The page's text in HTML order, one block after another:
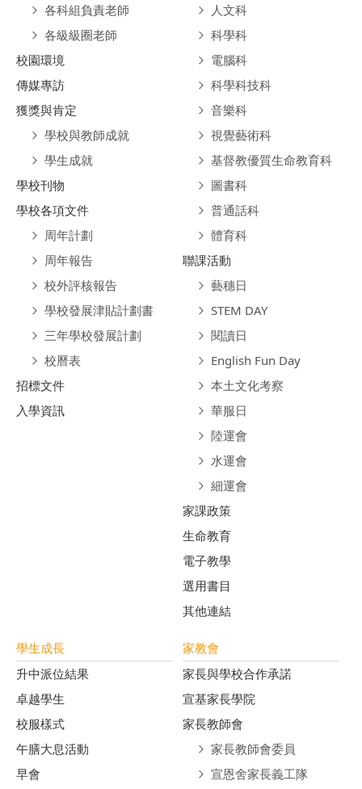
各科組負責老師
各級級圈老師
校園環境
傳媒專訪
獲獎與肯定
學校與教師成就
學生成就
學校刊物
學校各項文件
周年計劃
周年報告
校外評核報告
學校發展津貼計劃書
三年學校發展計劃
校曆表
招標文件
入學資訊
人文科
科學科
電腦科
科學科技科
音樂科
視覺藝術科
基督教優質生命教育科
圖書科
普通話科
體育科
聯課活動
藝穗日
STEM DAY
閱讀日
English Fun Day
本土文化考察
華服日
陸運會
水運會
細運會
家課政策
生命教育
電子教學
選用書目
其他連結
學生成長
升中派位結果
卓越學生
校服樣式
午膳大息活動
早會
家教會
家長與學校合作承諾
宣基家長學院
家長教師會
家長教師會委員
宣恩舍家長義工隊